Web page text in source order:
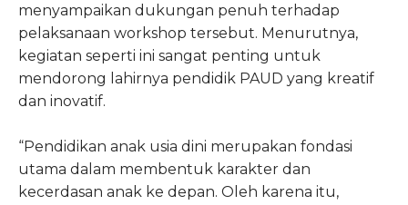
menyampaikan dukungan penuh terhadap
pelaksanaan workshop tersebut. Menurutnya,
kegiatan seperti ini sangat penting untuk
mendorong lahirnya pendidik PAUD yang kreatif
dan inovatif.
“Pendidikan anak usia dini merupakan fondasi
utama dalam membentuk karakter dan
kecerdasan anak ke depan. Oleh karena itu,